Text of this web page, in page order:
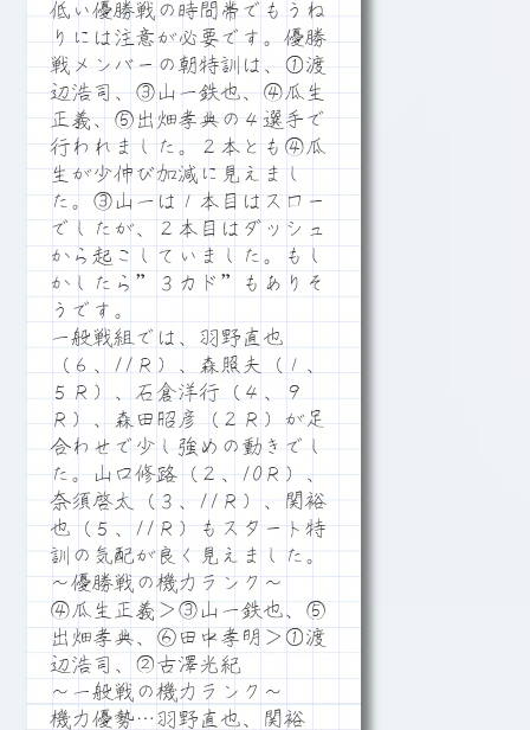
低い優勝戦の時間帯でもうね
りには注意が必要です。優勝
戦メンバーの朝特訓は、①渡
辺浩司、③山一鉄也、④瓜生
正義、⑤出畑孝典の４選手で
行われました。２本とも④瓜
生が少伸び加減に見えまし
た。③山一は１本目はスロー
でしたが、２本目はダッシュ
から起こしていました。もし
かしたら”３カド”もありそ
うです。
一般戦組では、羽野直也
（６、11Ｒ）、森照夫（１、
５Ｒ）、石倉洋行（４、９
Ｒ）、森田昭彦（２Ｒ）が足
合わせで少し強めの動きでし
た。山口修路（２、10Ｒ）、
奈須啓太（３、11Ｒ）、関裕
也（５、11Ｒ）もスタート特
訓の気配が良く見えました。
～優勝戦の機力ランク～
④瓜生正義＞③山一鉄也、⑤
出畑孝典、⑥田中孝明＞①渡
辺浩司、②古澤光紀
～一般戦の機力ランク～
機力優勢…羽野直也、関裕